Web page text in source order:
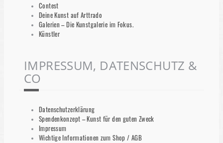
Contest
Deine Kunst auf Arttrado
Galerien – Die Kunstgalerie im Fokus.
Künstler
IMPRESSUM, DATENSCHUTZ &
CO
Datenschutzerklärung
Spendenkonzept – Kunst für den guten Zweck
Impressum
Wichtige Informationen zum Shop / AGB